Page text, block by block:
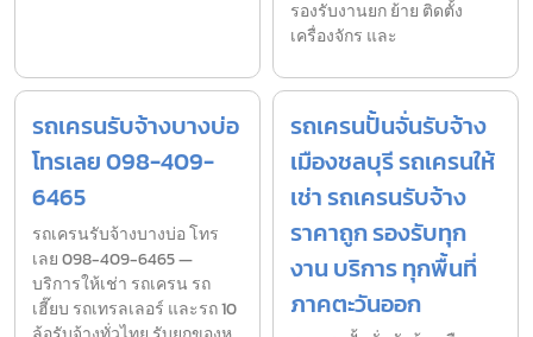
รองรับงานยก ย้าย ติดตั้ง
เครื่องจักร และ
รถเครนรับจ้างบางบ่อ
โทรเลย 098-409-
6465
รถเครนรับจ้างบางบ่อ โทร
เลย 098-409-6465 —
บริการให้เช่า รถเครน รถ
เฮี๊ยบ รถเทรลเลอร์ และรถ 10
รถเครนปั้นจั่นรับจ้าง
เมืองชลบุรี รถเครนให้
เช่า รถเครนรับจ้าง
ราคาถูก รองรับทุก
งาน บริการ ทุกพื้นที่
ภาคตะวันออก